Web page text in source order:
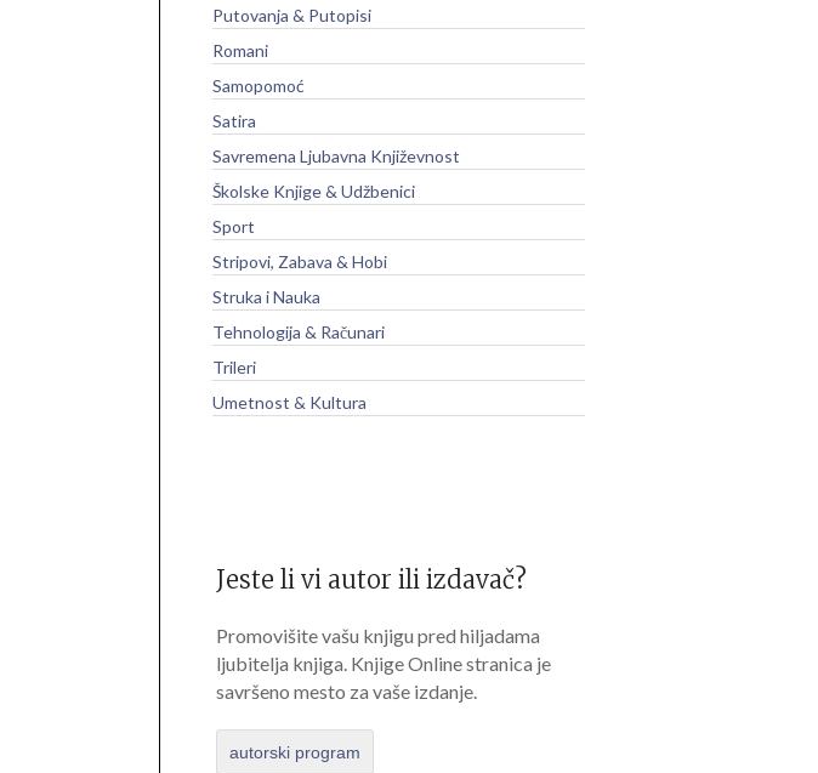
Putovanja & Putopisi
Romani
Samopomoć
Satira
Savremena Ljubavna Književnost
Školske Knjige & Udžbenici
Sport
Stripovi, Zabava & Hobi
Struka i Nauka
Tehnologija & Računari
Trileri
Umetnost & Kultura
Jeste li vi autor ili izdavač?
Promovišite vašu knjigu pred hiljadama
ljubitelja knjiga. Knjige Online stranica je
savršeno mesto za vaše izdanje.
autorski program